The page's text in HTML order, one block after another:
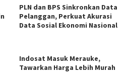
PLN dan BPS Sinkronkan Data
Pelanggan, Perkuat Akurasi
Data Sosial Ekonomi Nasional
Indosat Masuk Merauke,
Tawarkan Harga Lebih Murah